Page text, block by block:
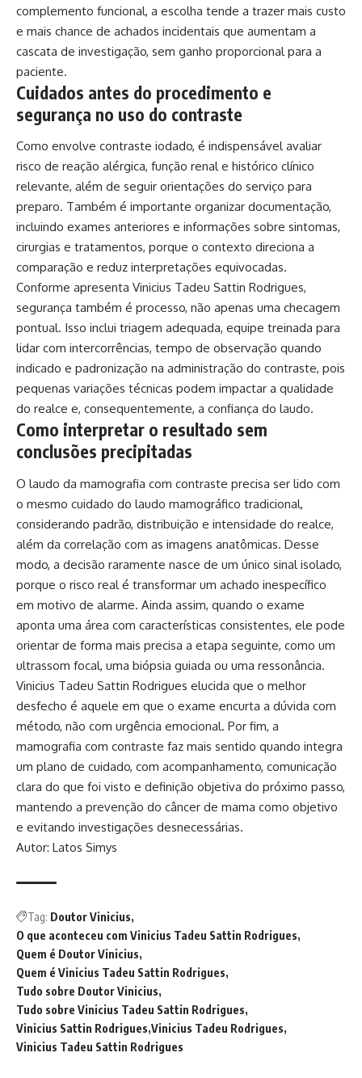
complemento funcional, a escolha tende a trazer mais custo
e mais chance de achados incidentais que aumentam a
cascata de investigação, sem ganho proporcional para a
paciente.
Cuidados antes do procedimento e
segurança no uso do contraste
Como envolve contraste iodado, é indispensável avaliar
risco de reação alérgica, função renal e histórico clínico
relevante, além de seguir orientações do serviço para
preparo. Também é importante organizar documentação,
incluindo exames anteriores e informações sobre sintomas,
cirurgias e tratamentos, porque o contexto direciona a
comparação e reduz interpretações equivocadas.
Conforme apresenta Vinicius Tadeu Sattin Rodrigues,
segurança também é processo, não apenas uma checagem
pontual. Isso inclui triagem adequada, equipe treinada para
lidar com intercorrências, tempo de observação quando
indicado e padronização na administração do contraste, pois
pequenas variações técnicas podem impactar a qualidade
do realce e, consequentemente, a confiança do laudo.
Como interpretar o resultado sem
conclusões precipitadas
O laudo da mamografia com contraste precisa ser lido com
o mesmo cuidado do laudo mamográfico tradicional,
considerando padrão, distribuição e intensidade do realce,
além da correlação com as imagens anatômicas. Desse
modo, a decisão raramente nasce de um único sinal isolado,
porque o risco real é transformar um achado inespecífico
em motivo de alarme. Ainda assim, quando o exame
aponta uma área com características consistentes, ele pode
orientar de forma mais precisa a etapa seguinte, como um
ultrassom focal, uma biópsia guiada ou uma ressonância.
Vinicius Tadeu Sattin Rodrigues elucida que o melhor
desfecho é aquele em que o exame encurta a dúvida com
método, não com urgência emocional. Por fim, a
mamografia com contraste faz mais sentido quando integra
um plano de cuidado, com acompanhamento, comunicação
clara do que foi visto e definição objetiva do próximo passo,
mantendo a prevenção do câncer de mama como objetivo
e evitando investigações desnecessárias.
Autor: Latos Simys
Tag: Doutor Vinicius
O que aconteceu com Vinicius Tadeu Sattin Rodrigues
Quem é Doutor Vinicius
Quem é Vinicius Tadeu Sattin Rodrigues
Tudo sobre Doutor Vinicius
Tudo sobre Vinicius Tadeu Sattin Rodrigues
Vinicius Sattin Rodrigues Vinicius Tadeu Rodrigues
Vinicius Tadeu Sattin Rodrigues